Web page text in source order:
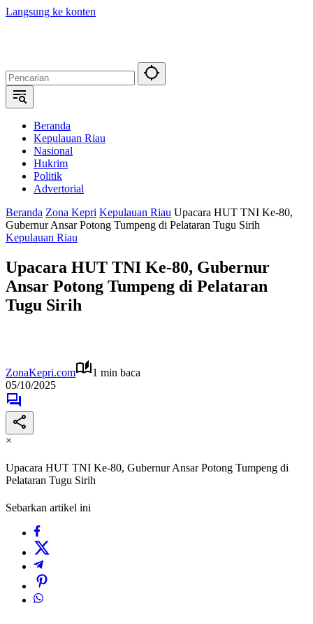
Langsung ke konten
Beranda
Kepulauan Riau
Nasional
Hukrim
Politik
Advertorial
Beranda Zona Kepri Kepulauan Riau Upacara HUT TNI Ke-80,
Gubernur Ansar Potong Tumpeng di Pelataran Tugu Sirih
Kepulauan Riau
Upacara HUT TNI Ke-80, Gubernur
Ansar Potong Tumpeng di Pelataran
Tugu Sirih
ZonaKepri.com
1 min baca
05/10/2025
×
Upacara HUT TNI Ke-80, Gubernur Ansar Potong Tumpeng di
Pelataran Tugu Sirih
Sebarkan artikel ini